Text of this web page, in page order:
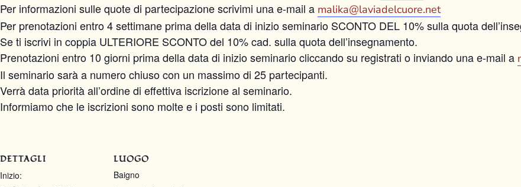
Per informazioni sulle quote di partecipazione scrivimi una e-mail a malika@laviadelcuore.net
Per prenotazioni entro 4 settimane prima della data di inizio seminario SCONTO DEL 10% sulla quota
Se ti iscrivi in coppia ULTERIORE SCONTO del 10% cad. sulla quota dell’insegnamento.
Prenotazioni entro 10 giorni prima della data di inizio seminario cliccando su registrati o inviando una e-mail a
Il seminario sarà a numero chiuso con un massimo di 25 partecipanti.
Verrà data priorità all’ordine di effettiva iscrizione al seminario.
Informiamo che le iscrizioni sono molte e i posti sono limitati.
DETTAGLI
Inizio:
LUOGO
Baigno